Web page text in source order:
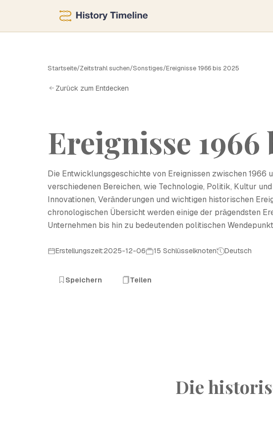
Startseite/Zeitstrahl suchen/Sonstiges/Ereignisse 1966 bis 2025
Zurück zum Entdecken
Ereignisse 1966
Die Entwicklungsgeschichte von Ereignissen zwischen
verschiedenen Bereichen, wie Technologie, Politik, Kultur
Innovationen, Veränderungen und wichtigen historischen
chronologischen Übersicht werden einige der prägendsten
Unternehmen bis hin zu bedeutenden politischen
Erstellungszeit:2025-12-06 15 Schlüsselknoten Deutsch
Speichern Teilen
Die